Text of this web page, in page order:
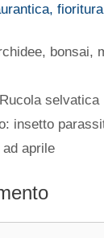
bonsai,
Rucola selvatica
insetto
aprile